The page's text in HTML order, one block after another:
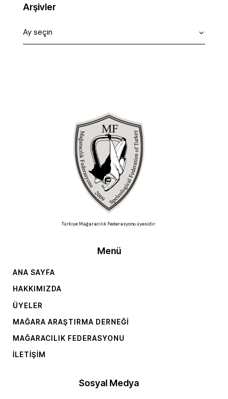
Arşivler
Türkiye Mağaracılık Federasyonu üyesidir.
Menü
ANA SAYFA
HAKKIMIZDA
ÜYELER
MAĞARA ARAŞTIRMA DERNEĞI
MAĞARACILIK FEDERASYONU
İLETIŞIM
Sosyal Medya